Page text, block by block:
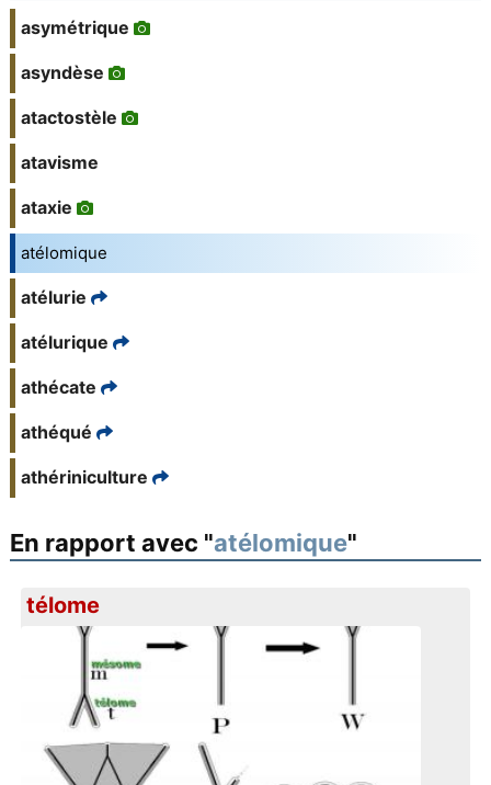
asymétrique
asyndèse
atactostèle
atavisme
ataxie
atélomique
atélurie
atélurique
athécate
athéqué
athériniculture
En rapport avec "atélomique"
télome